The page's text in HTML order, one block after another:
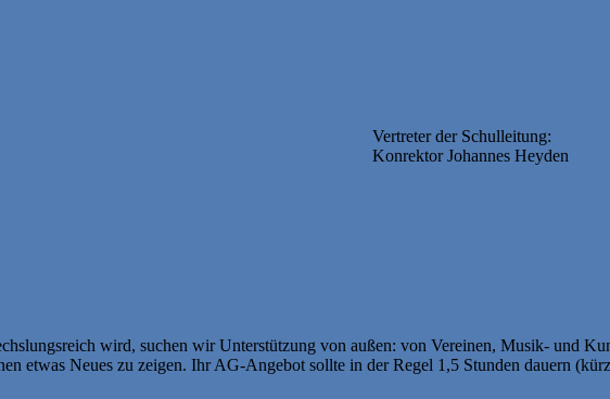
Vertreter der Schulleitung:
Konrektor Johannes Heyden
wird, suchen wir Unterstützung von außen: von Vereinen, Musik- und
etwas Neues zu zeigen. Ihr AG-Angebot sollte in der Regel 1,5 Stunden dauern